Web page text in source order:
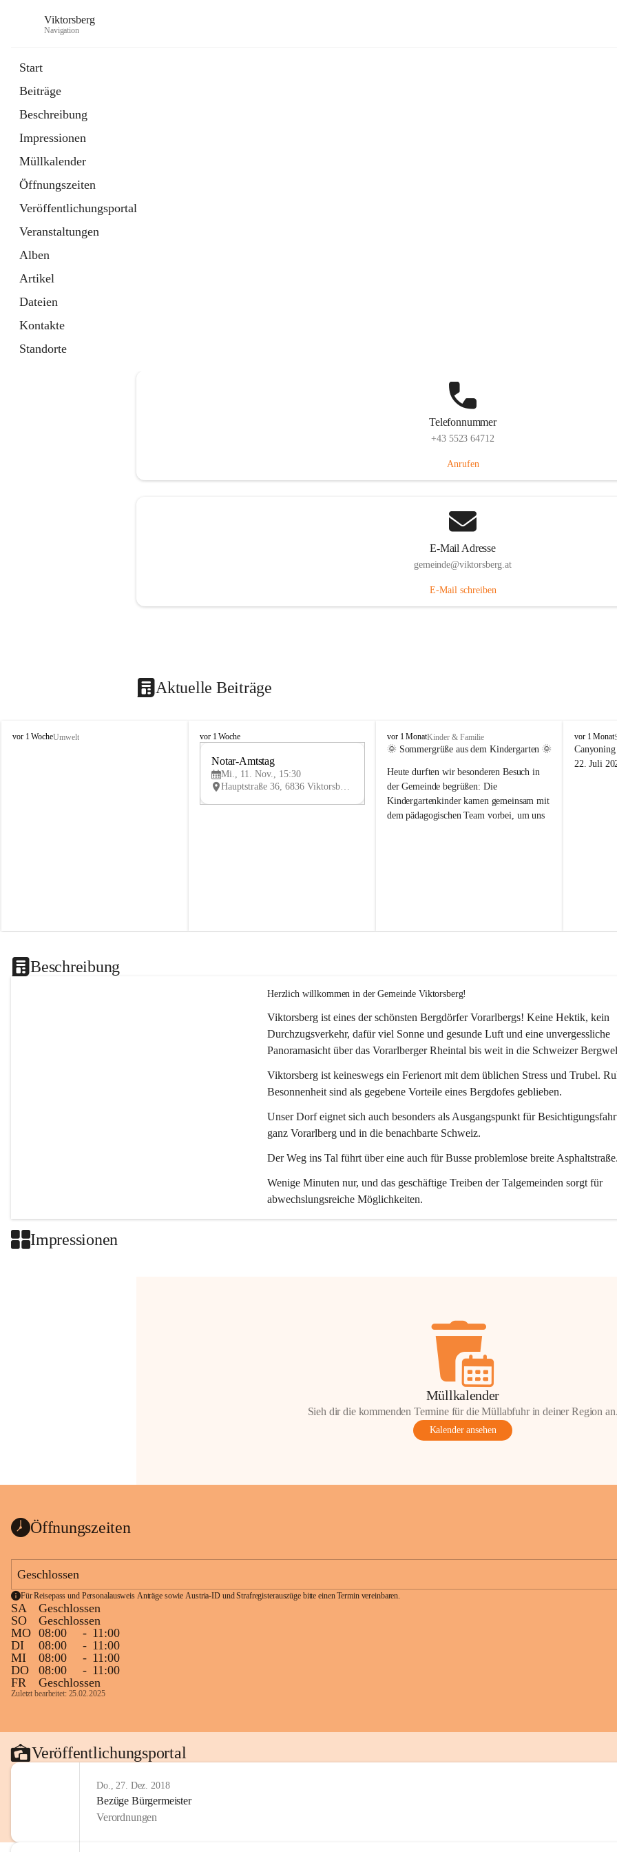
Viktorsberg
Navigation
Start
Beiträge
Beschreibung
Impressionen
Müllkalender
Öffnungszeiten
Veröffentlichungsportal
Veranstaltungen
Alben
Artikel
Dateien
Kontakte
Standorte
Telefonnummer
+43 5523 64712
Anrufen
E-Mail Adresse
gemeinde@viktorsberg.at
E-Mail schreiben
Aktuelle Beiträge
V
vor 1 WocheUmwelt
V
vor 1 Woche
V
Notar-Amtstag
Mi., 11. Nov., 15:30
Hauptstraße 36, 6836 Viktorsberg, AUT
V
i
t
o
r
s
vor 1 MonatKinder & Familie
🌞 Sommergrüße aus dem Kindergarten 🌞
Heute durften wir besonderen Besuch in
der Gemeinde begrüßen: Die
Kindergartenkinder kamen gemeinsam mit
dem pädagogischen Team vorbei, um uns
V
i
k
vor 1 Monat
22. Juli
Beschreibung
Herzlich willkommen in der Gemeinde Viktorsberg!
Viktorsberg ist eines der schönsten Bergdörfer Vorarlbergs! Keine Hektik, kein
Durchzugsverkehr, dafür viel Sonne und gesunde Luft und eine unvergessliche
Panoramasicht über das Vorarlberger Rheintal bis weit in die Schweizer
Viktorsberg ist keineswegs ein Ferienort mit dem üblichen Stress und Trubel.
Besonnenheit sind als gegebene Vorteile eines Bergdofes geblieben.
Unser Dorf eignet sich auch besonders als Ausgangspunkt für
ganz Vorarlberg und in die benachbarte Schweiz.
Der Weg ins Tal führt über eine auch für Busse problemlose breite
Wenige Minuten nur, und das geschäftige Treiben der Talgemeinden sorgt für
abwechslungsreiche Möglichkeiten.
Impressionen
Müllkalender
Sieh dir die kommenden Termine für die Müllabfuhr in deiner Region
Kalender ansehen
Öffnungszeiten
Geschlossen
Für Reisepass und Personalausweis Anträge sowie Austria-ID und Strafregisterauszüge bitte einen Termin vereinbaren.
SA
Geschlossen
SO
Geschlossen
MO 08:00 - 11:00
DI
08:00 - 11:00
MI
08:00 - 11:00
DO
08:00 - 11:00
FR
Geschlossen
Zuletzt bearbeitet: 25.02.2025
Veröffentlichungsportal
Do., 27. Dez. 2018
Bezüge Bürgermeister
Verordnungen